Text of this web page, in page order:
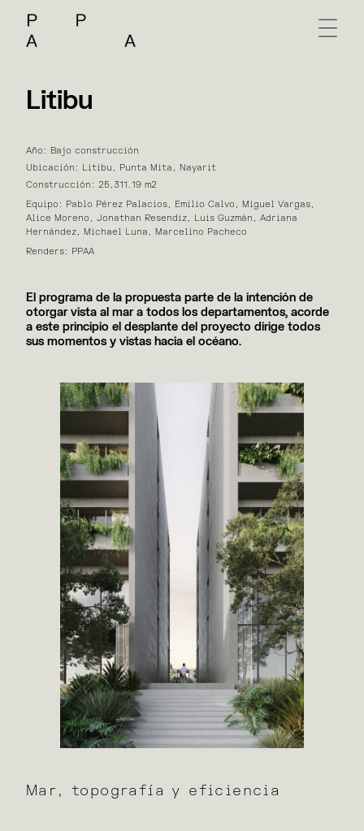
Litibu
Año: Bajo construcción
Ubicación: Litibu, Punta Mita, Nayarit
Construcción: 25,311.19 m2
Equipo: Pablo Pérez Palacios, Emilio Calvo, Miguel Vargas,
Alice Moreno, Jonathan Resendiz, Luis Guzmán, Adriana
Hernández, Michael Luna, Marcelino Pacheco
Renders: PPAA
El programa de la propuesta parte de la intención de
otorgar vista al mar a todos los departamentos, acorde
a este principio el desplante del proyecto dirige todos
sus momentos y vistas hacia el océano.
Mar, topografía y eficiencia